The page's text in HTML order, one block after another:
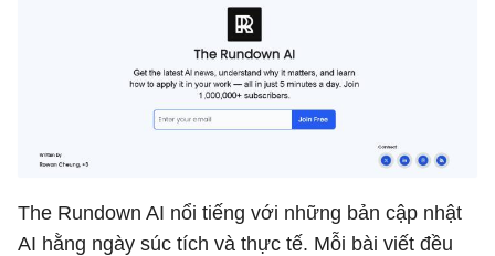
The Rundown AI nổi tiếng với những bản cập nhật
AI hằng ngày súc tích và thực tế. Mỗi bài viết đều